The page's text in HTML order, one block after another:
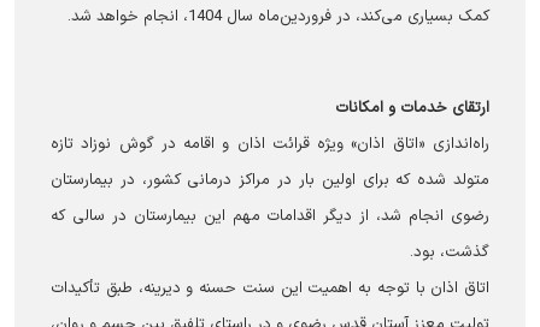
کمک بسیاری می‌کند، در فروردین‌ماه سال 1404، انجام خواهد شد.
ارتقای خدمات و امکانات
راه‌اندازی «اتاق اذان» ویژه قرائت اذان و اقامه در گوش نوزاد تازه
متولد شده که برای اولین بار در مراکز درمانی کشور، در بیمارستان
رضوی انجام شد، از دیگر اقدامات مهم این بیمارستان در سالی که
گذشت، بود.
اتاق اذان با توجه به اهمیت این سنت حسنه و دیرینه، طبق تأکیدات